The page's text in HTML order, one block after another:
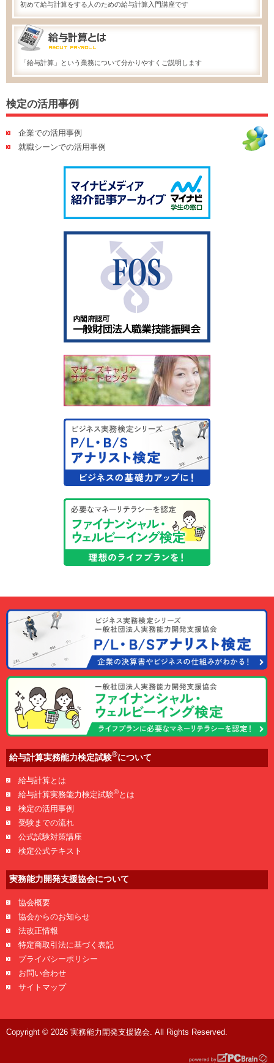
初めて給与計算をする人のための給与計算入門講座です
「給与計算」という業務について分かりやすくご説明します
検定の活用事例
企業での活用事例
就職シーンでの活用事例
給与計算実務能力検定試験®について
給与計算とは
給与計算実務能力検定試験®とは
検定の活用事例
受験までの流れ
公式試験対策講座
検定公式テキスト
実務能力開発支援協会について
協会概要
協会からのお知らせ
法改正情報
特定商取引法に基づく表記
プライバシーポリシー
お問い合わせ
サイトマップ
Copyright © 2026 実務能力開発支援協会. All Rights Reserved.